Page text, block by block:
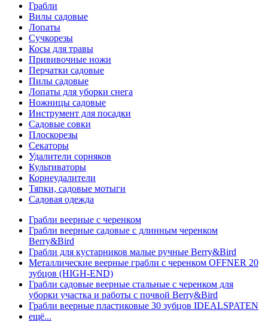
Грабли
Вилы садовые
Лопаты
Сучкорезы
Косы для травы
Прививочные ножи
Перчатки садовые
Пилы садовые
Лопаты для уборки снега
Ножницы садовые
Инструмент для посадки
Садовые совки
Плоскорезы
Секаторы
Удалители сорняков
Культиваторы
Корнеудалители
Тяпки, садовые мотыги
Садовая одежда
Грабли веерные с черенком
Грабли веерные садовые с длинным черенком
Berry&Bird
Грабли для кустарников малые ручные Berry&Bird
Металлические веерные грабли с черенком OFFNER 20
зубцов (HIGH-END)
Грабли садовые веерные стальные с черенком для
уборки участка и работы с почвой Berry&Bird
Грабли веерные пластиковые 30 зубцов IDEALSPATEN
ещё...